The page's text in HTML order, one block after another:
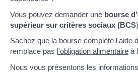
Vous pouvez demander une bourse
supérieur sur critères sociaux (BCS
Sachez que la bourse complète l'aide
remplace pas l'obligation alimentaire à
Nous vous présentons les